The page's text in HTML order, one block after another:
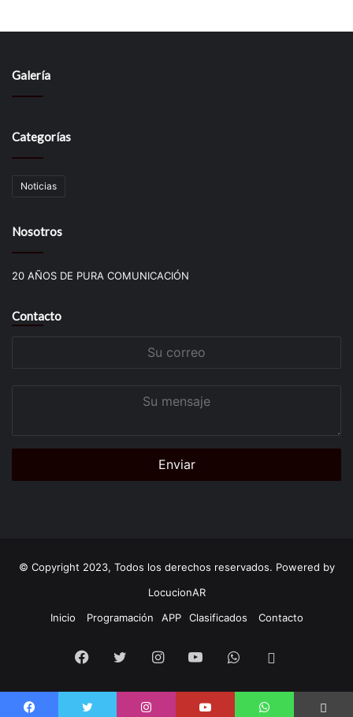
Galería
Categorías
Noticias
Nosotros
20 AÑOS DE PURA COMUNICACIÓN
Contacto
© Copyright 2023, Todos los derechos reservados. Powered by
LocucionAR
Inicio
Programación APP Clasificados Contacto
Facebook
TwitterInstagramYoutubeWhatsapp
Android